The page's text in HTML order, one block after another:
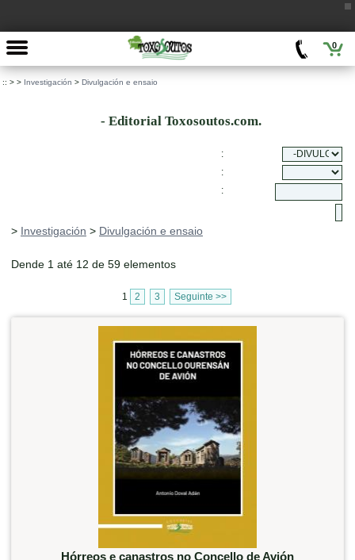
0
:: > > Investigación > Divulgación e ensaio
- Editorial Toxosoutos.com.
:
:
:
> Investigación > Divulgación e ensaio
Dende 1 até 12 de 59 elementos
1 2 3 Seguinte >>
Hórreos e canastros no Concello de Avión